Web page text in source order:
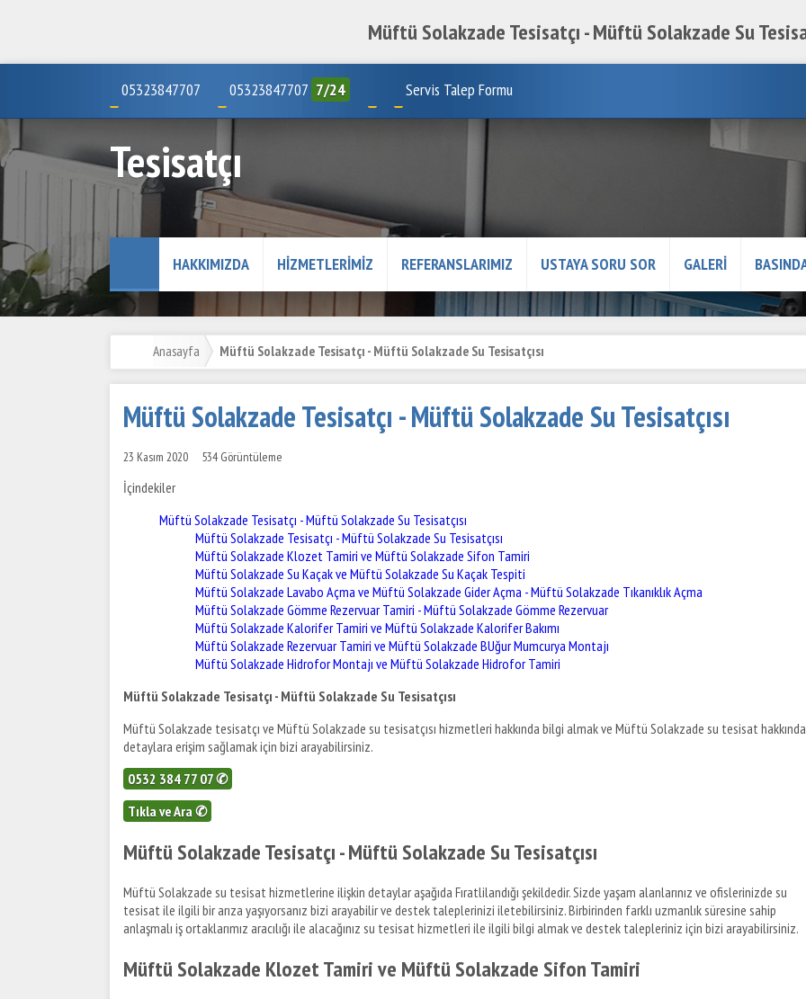
Müftü Solakzade Tesisatçı - Müftü Solakzade Su
05323847707 05323847707 7/24 Servis Talep Formu
Tesisatçı
HAKKIMIZDA HIZMETLERIMIZ REFERANSLARIMIZ USTAYA SORU SOR GALERİ
Anasayfa Müftü Solakzade Tesisatçı - Müftü Solakzade Su Tesisatçısı
Müftü Solakzade Tesisatçı - Müftü Solakzade Su Tesisatçısı
23 Kasım 2020 534 Görüntüleme
İçindekiler
Müftü Solakzade Tesisatçı - Müftü Solakzade Su Tesisatçısı
Müftü Solakzade Tesisatçı - Müftü Solakzade Su Tesisatçısı
Müftü Solakzade Klozet Tamiri ve Müftü Solakzade Sifon Tamiri
Müftü Solakzade Su Kaçak ve Müftü Solakzade Su Kaçak Tespiti
Müftü Solakzade Lavabo Açma ve Müftü Solakzade Gider Açma - Müftü Solakzade Tıkanıklık Açma
Müftü Solakzade Gömme Rezervuar Tamiri - Müftü Solakzade Gömme Rezervuar
Müftü Solakzade Kalorifer Tamiri ve Müftü Solakzade Kalorifer Bakımı
Müftü Solakzade Rezervuar Tamiri ve Müftü Solakzade BUğur Mumcurya Montajı
Müftü Solakzade Hidrofor Montajı ve Müftü Solakzade Hidrofor Tamiri
Müftü Solakzade Tesisatçı - Müftü Solakzade Su Tesisatçısı
Müftü Solakzade tesisatçı ve Müftü Solakzade su tesisatçısı hizmetleri hakkında bilgi almak ve Müftü Solakzade su tesisat hakkında
detaylara erişim sağlamak için bizi arayabilirsiniz.
0532 384 77 07 ✆
Tıkla ve Ara ✆
Müftü Solakzade Tesisatçı - Müftü Solakzade Su Tesisatçısı
Müftü Solakzade su tesisat hizmetlerine ilişkin detaylar aşağıda Fıratlilandığı şekildedir. Sizde yaşam alanlarınız ve ofislerinizde su
tesisat ile ilgili bir arıza yaşıyorsanız bizi arayabilir ve destek taleplerinizi iletebilirsiniz. Birbirinden farklı uzmanlık süresine sahip
anlaşmalı iş ortaklarımız aracılığı ile alacağınız su tesisat hizmetleri ile ilgili bilgi almak ve destek talepleriniz için bizi arayabilirsiniz.
Müftü Solakzade Klozet Tamiri ve Müftü Solakzade Sifon Tamiri